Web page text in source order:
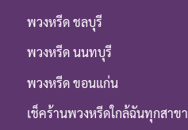
พวงหรีด ชลบุรี
พวงหรีด นนทบุรี
พวงหรีด ขอนแก่น
เช็คร้านพวงหรีดใกล้ฉันทุกสาขา